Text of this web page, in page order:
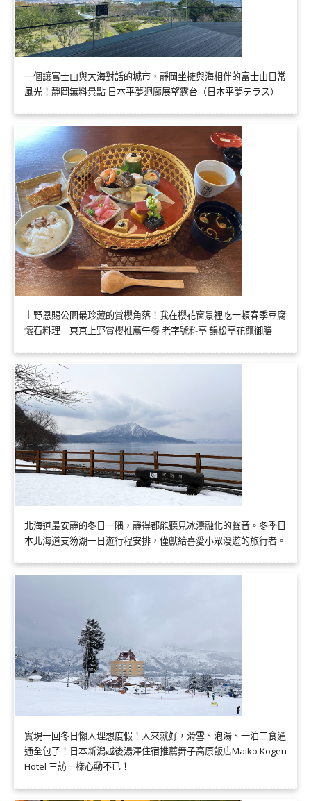
一個讓富士山與大海對話的城市，靜岡坐擁與海相伴的富士山日常
風光！靜岡無料景點 日本平夢迴廊展望露台（日本平夢テラス）
上野恩賜公園最珍藏的賞櫻角落！我在櫻花窗景裡吃一頓春季豆腐
懷石料理｜東京上野賞櫻推薦午餐 老字號料亭 韻松亭花籠御膳
北海道最安靜的冬日一隅，靜得都能聽見冰濤融化的聲音。冬季日
本北海道支笏湖一日遊行程安排，僅獻給喜愛小眾漫遊的旅行者。
實現一回冬日懶人理想度假！人來就好，滑雪、泡湯、一泊二食通
通全包了！日本新潟越後湯澤住宿推薦舞子高原飯店Maiko Kogen
Hotel 三訪一樣心動不已！